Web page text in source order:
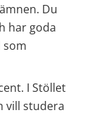
Du
har goda
som
I Stöllet
vill studera